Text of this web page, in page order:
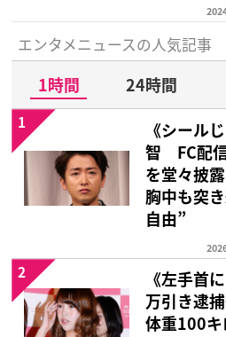
エンタメニュースの人気記事
1時間 24時間
《シール
智 FC配信
を堂々披
胸中も突
自由”
1
《左手首
万引き逮
体重100キ
2